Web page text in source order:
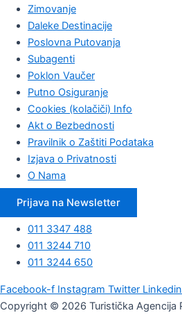
Zimovanje
Daleke Destinacije
Poslovna Putovanja
Subagenti
Poklon Vaučer
Putno Osiguranje
Cookies (kolačiči) Info
Akt o Bezbednosti
Pravilnik o Zaštiti Podataka
Izjava o Privatnosti
O Nama
Prijava na Newsletter
011 3347 488
011 3244 710
011 3244 650
Facebook-f Instagram Twitter
Copyright © 2026 Turistička Agencija